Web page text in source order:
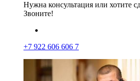
Нужна консультация или хотите
Звоните!
+7 922 606 606 7